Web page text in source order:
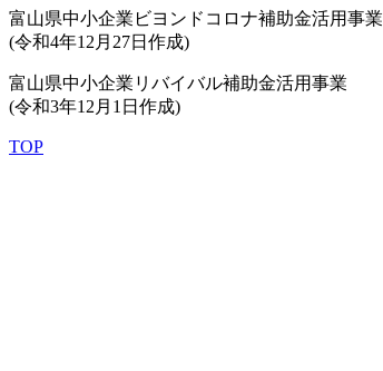
富山県中小企業ビヨンドコロナ補助金活用事業
(令和4年12月27日作成)
富山県中小企業リバイバル補助金活用事業
(令和3年12月1日作成)
TOP